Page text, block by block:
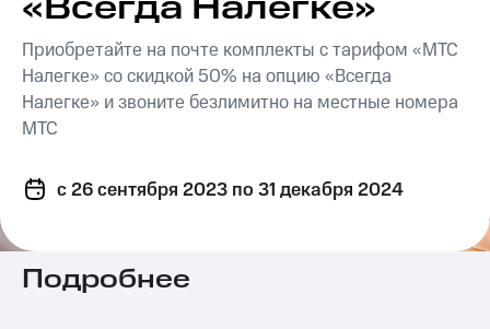
связь
номер
в МТС
Тарифы
группа
кабинет
Скачать
приложение
Мой
Акции
на связь
РИИЛ
и МТС
Приобретайте на почте комплекты с тарифом «МТС
Налегке» со скидкой 50% на опцию «Всегда
Налегке» и звоните безлимитно на местные номера
МТС
c 26 сентября 2023 по 31 декабря 2024
Подробнее